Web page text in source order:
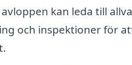
kan leda till
och inspektioner för